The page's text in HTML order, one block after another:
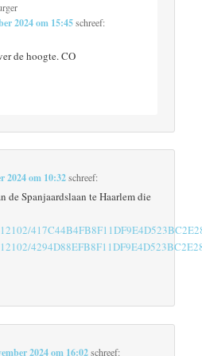
2024 om 15:45 schreef:
de hoogte. CO
2024 om 10:32schreef:
de Spanjaardslaan te Haarlem die
2024 om 16:02schreef: